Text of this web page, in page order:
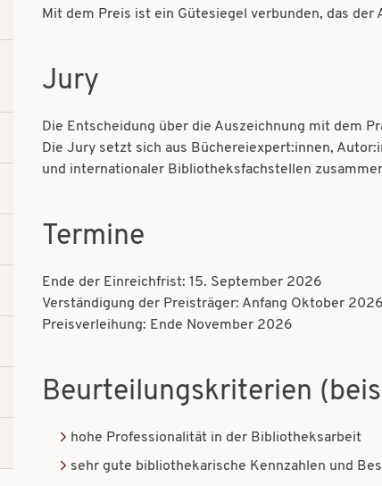
Mit dem Preis ist ein Gütesiegel verbunden, das
Jury
Die Entscheidung über die Auszeichnung mit dem
Die Jury setzt sich aus Büchereiexpert:innen,
und internationaler Bibliotheksfachstellen
Termine
Ende der Einreichfrist: 15. September 2026
Verständigung der Preisträger: Anfang Oktober 2026
Preisverleihung: Ende November 2026
Beurteilungskriterien
hohe Professionalität in der Bibliotheksarbeit
sehr gute bibliothekarische Kennzahlen und